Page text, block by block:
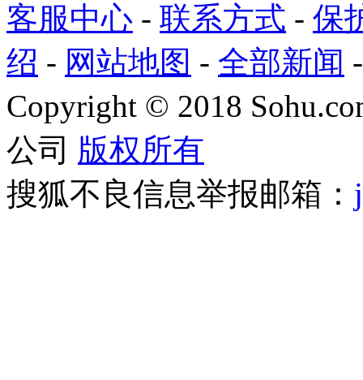
客服中心 - 联系方式 - 保
绍 - 网站地图 - 全部新闻
Copyright © 2018
公司 版权所有
搜狐不良信息举报邮箱：